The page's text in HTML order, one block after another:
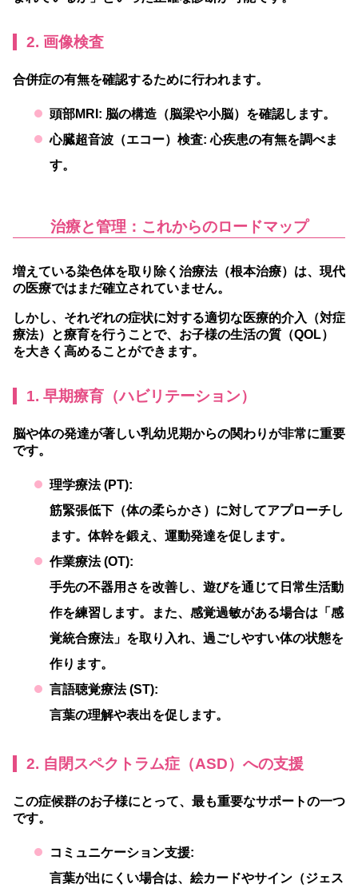
2. 画像検査
合併症の有無を確認するために行われます。
頭部MRI: 脳の構造（脳梁や小脳）を確認します。
心臓超音波（エコー）検査: 心疾患の有無を調べま
す。
治療と管理：これからのロードマップ
増えている染色体を取り除く治療法（根本治療）は、現代
の医療ではまだ確立されていません。
しかし、それぞれの症状に対する適切な医療的介入（対症
療法）と療育を行うことで、お子様の生活の質（QOL）
を大きく高めることができます。
1. 早期療育（ハビリテーション）
脳や体の発達が著しい乳幼児期からの関わりが非常に重要
です。
理学療法 (PT):
筋緊張低下（体の柔らかさ）に対してアプローチし
ます。体幹を鍛え、運動発達を促します。
作業療法 (OT):
手先の不器用さを改善し、遊びを通じて日常生活動
作を練習します。また、感覚過敏がある場合は「感
覚統合療法」を取り入れ、過ごしやすい体の状態を
作ります。
言語聴覚療法 (ST):
言葉の理解や表出を促します。
2. 自閉スペクトラム症（ASD）への支援
この症候群のお子様にとって、最も重要なサポートの一つ
です。
コミュニケーション支援:
言葉が出にくい場合は、絵カードやサイン（ジェス